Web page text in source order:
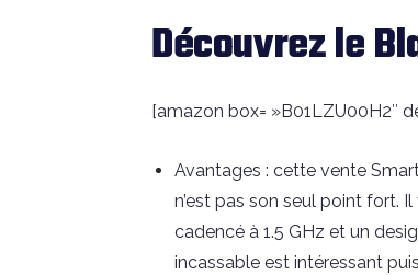
Découvrez le
[amazon box= »B01LZU00H2″
Avantages : cette vente
n’est pas son seul point fort.
cadencé à 1.5 GHz et un
incassable est intéressant